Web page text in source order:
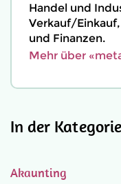
Handel und
Verkauf/
und Finanzen.
Mehr über
In der Kategorie
Akaunting